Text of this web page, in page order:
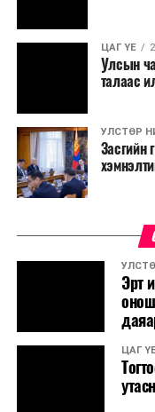
сургалтыг цахим
хаагчдыг зарим
хэмжээг
Төсвийн сахилга
байдал хэвийн
хязгаарлалтыг үе
ЦАГ ҮЕ
Улсын
талаас
УЛСТӨР
Засгийн
Эрт
ЦАГ